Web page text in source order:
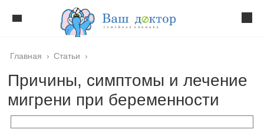
Главная › Статьи ›
Причины, симптомы и лечение
мигрени при беременности